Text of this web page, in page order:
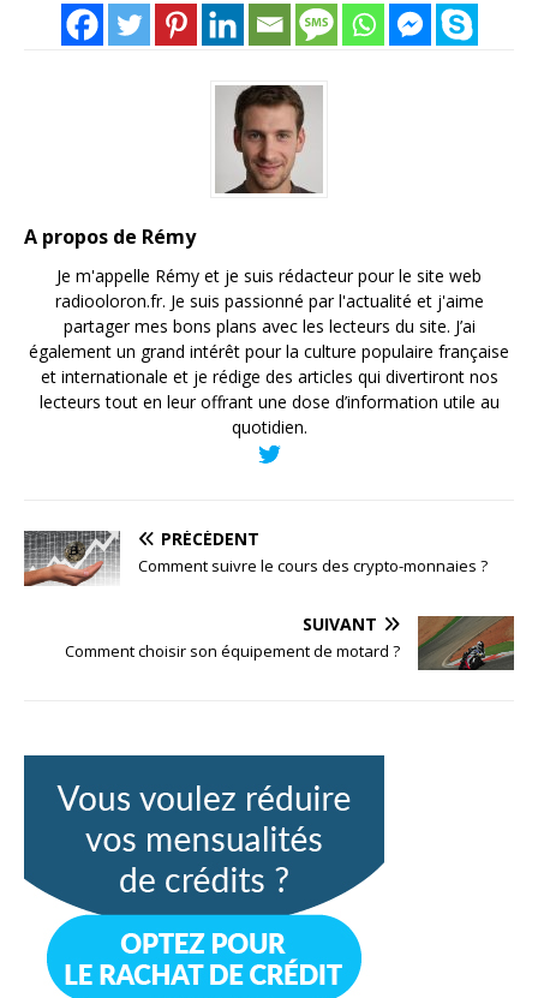
A propos de Rémy
Je m'appelle Rémy et je suis rédacteur pour le site web
radiooloron.fr. Je suis passionné par l'actualité et j'aime
partager mes bons plans avec les lecteurs du site. J’ai
également un grand intérêt pour la culture populaire française
et internationale et je rédige des articles qui divertiront nos
lecteurs tout en leur offrant une dose d’information utile au
quotidien.
PRÉCÉDENT
Comment suivre le cours des crypto-monnaies ?
SUIVANT
Comment choisir son équipement de motard ?